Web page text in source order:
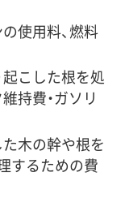
使用料、燃料
起こした根を処
持費・ガソリ
た木の幹や根を
するための費